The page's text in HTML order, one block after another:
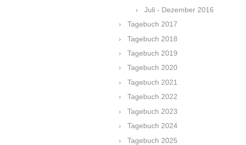
Juli - Dezember 2016
Tagebuch 2017
Tagebuch 2018
Tagebuch 2019
Tagebuch 2020
Tagebuch 2021
Tagebuch 2022
Tagebuch 2023
Tagebuch 2024
Tagebuch 2025